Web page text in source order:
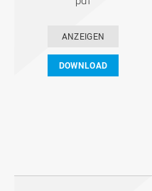
ANZEIGEN
DOWNLOAD